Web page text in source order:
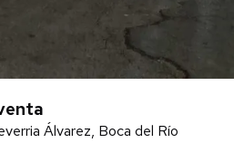
Álvarez, Boca del Río